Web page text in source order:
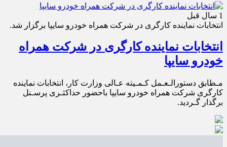
1 سال قبل
انتخابات نماینده کارگری در شرکت همراه خودرو سایپا برگزار شد.
انتخابات نماینده کارگری در شرکت همراه
خودرو سایپا
مـطابق دستورالـعـمل کـمـیته عـالی وزارت کار، انتخابات نماینده
کارگری شرکت همراه خودرو سایپا باحضور حداکثـری پرسـنل
برگذار گـردید.